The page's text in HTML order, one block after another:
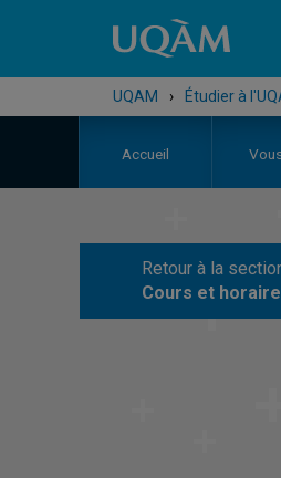
UQAM › Étudier à
Accueil
Retour à la
Cours et